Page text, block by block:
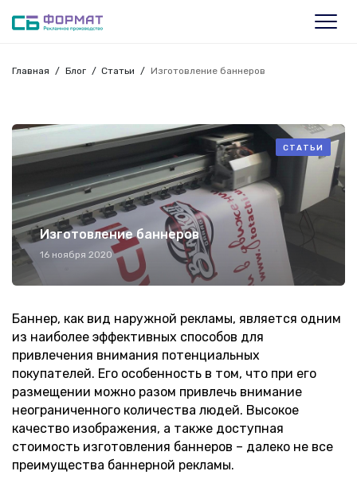
Главная Блог Статьи Изготовление баннеров
СТАТЬИ
Изготовление баннеров
16 ноября 2020
Баннер, как вид наружной рекламы, является одним
из наиболее эффективных способов для
привлечения внимания потенциальных
покупателей. Его особенность в том, что при его
размещении можно разом привлечь внимание
неограниченного количества людей. Высокое
качество изображения, а также доступная
стоимость изготовления баннеров – далеко не все
преимущества баннерной рекламы.